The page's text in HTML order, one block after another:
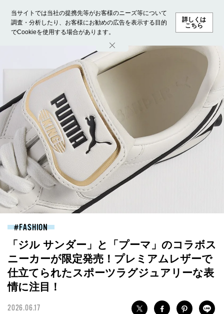
当サイトでは当社の提携先等がお客様のニーズ等について
調査・分析したり、お客様にお勧めの広告を表示する目的
でCookieを使用する場合があります。
詳しくは
こちら
ホーム モデル募集 ランキング ファッション ビューテ
FASHION
「ジル サンダー」と「プーマ」のコラボス
ニーカーが限定発売！プレミアムレザーで
仕立てられたスポーツラグジュアリーな表
情に注目！
2026.06.17